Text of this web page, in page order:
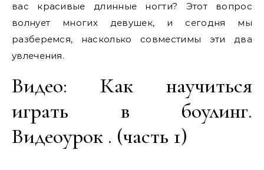
вас красивые длинные ногти? Этот вопрос
волнует многих девушек, и сегодня мы
разберемся, насколько совместимы эти два
увлечения.
Видео: Как научиться
играть в боулинг.
Видеоурок . (часть 1)